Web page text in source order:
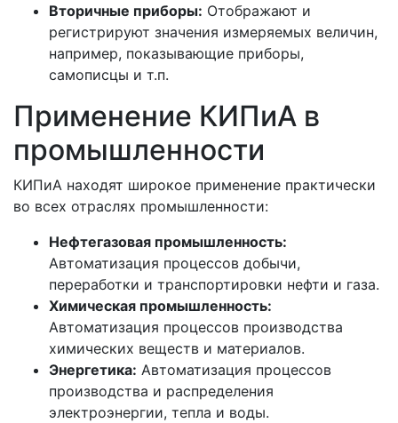
Вторичные приборы: Отображают и
регистрируют значения измеряемых величин,
например, показывающие приборы,
самописцы и т.п.
Применение КИПиА в
промышленности
КИПиА находят широкое применение практически
во всех отраслях промышленности:
Нефтегазовая промышленность:
Автоматизация процессов добычи,
переработки и транспортировки нефти и газа.
Химическая промышленность:
Автоматизация процессов производства
химических веществ и материалов.
Энергетика: Автоматизация процессов
производства и распределения
электроэнергии, тепла и воды.